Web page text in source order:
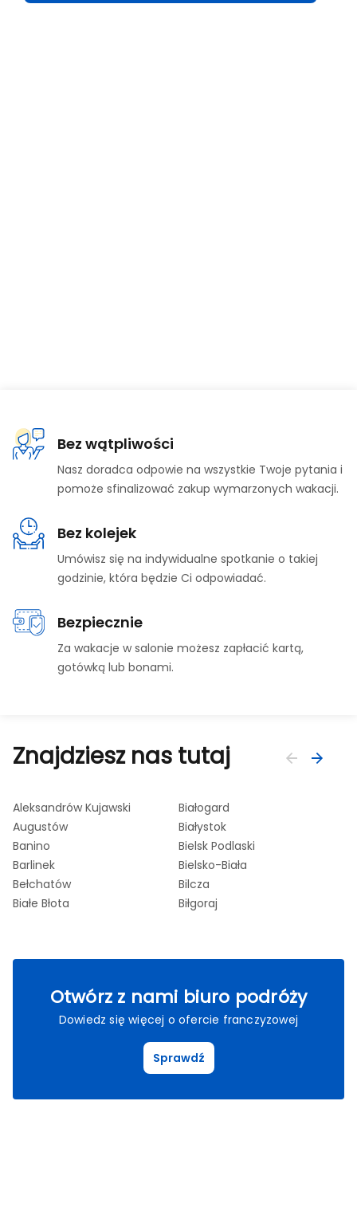
Bez wątpliwości
Nasz doradca odpowie na wszystkie Twoje pytania i
pomoże sfinalizować zakup wymarzonych wakacji.
Bez kolejek
Umówisz się na indywidualne spotkanie o takiej
godzinie, która będzie Ci odpowiadać.
Bezpiecznie
Za wakacje w salonie możesz zapłacić kartą,
gotówką lub bonami.
Znajdziesz nas tutaj
Aleksandrów Kujawski
Augustów
Banino
Barlinek
Bełchatów
Białe Błota
Białogard
Białystok
Bielsk Podlaski
Bielsko-Biała
Bilcza
Biłgoraj
Otwórz z nami biuro podróży
Dowiedz się więcej o ofercie franczyzowej
Sprawdź